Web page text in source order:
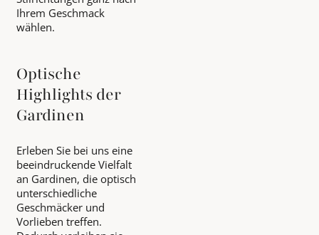
Ihrem Geschmack
wählen.
Optische
Highlights der
Gardinen
Erleben Sie bei uns eine
beeindruckende Vielfalt
an Gardinen, die optisch
unterschiedliche
Geschmäcker und
Vorlieben treffen.